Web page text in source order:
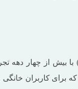
برای کاربران